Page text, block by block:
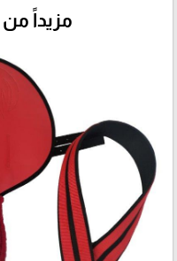
مزيداً من